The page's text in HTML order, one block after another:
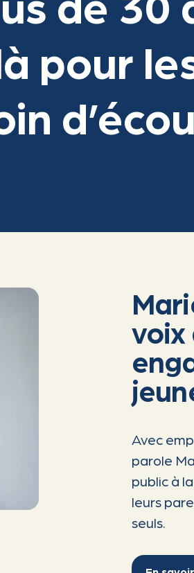
pour
voix
Avec
parole
public à
leurs
seuls.